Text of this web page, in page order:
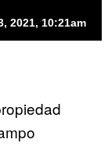
2021, 10:21am